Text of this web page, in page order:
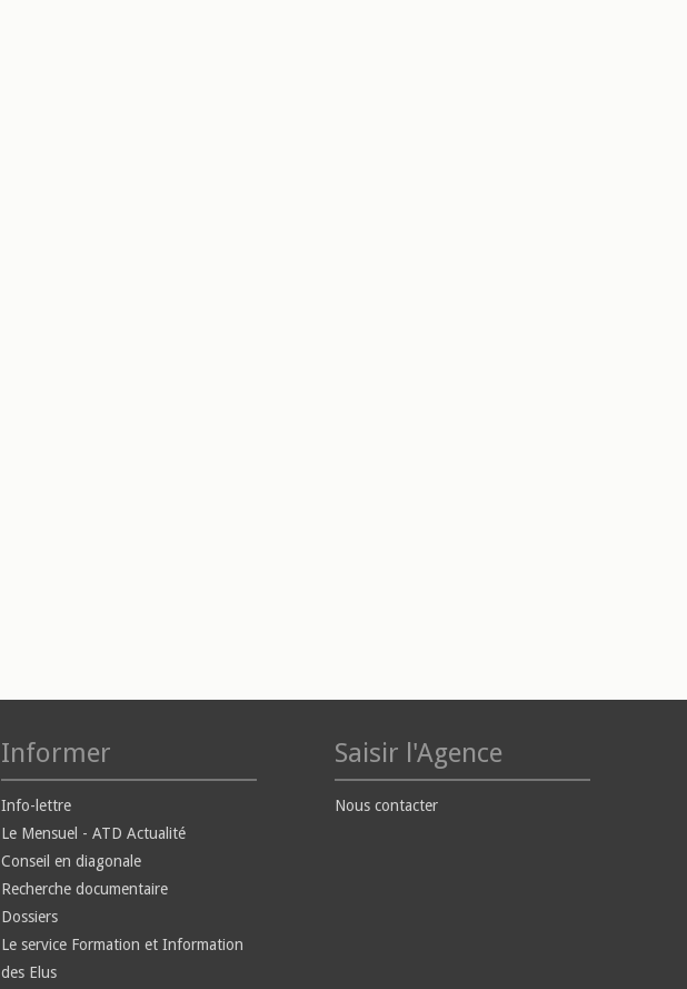
Informer
Info-lettre
Le Mensuel - ATD Actualité
Conseil en diagonale
Recherche documentaire
Dossiers
Le service Formation et Information
des Elus
Saisir l'Agence
Nous contacter